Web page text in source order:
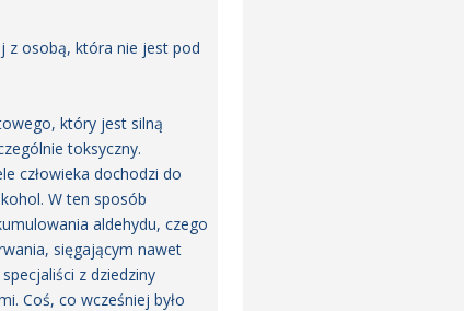
z osobą, która nie jest pod
który jest silną
toksyczny.
człowieka dochodzi do
W ten sposób
aldehydu, czego
sięgającym nawet
z dziedziny
Coś, co wcześniej było